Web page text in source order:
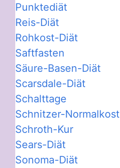
Punktediät
Reis-Diät
Rohkost-Diät
Saftfasten
Säure-Basen-Diät
Scarsdale-Diät
Schalttage
Schnitzer-Normalkost
Schroth-Kur
Sears-Diät
Sonoma-Diät